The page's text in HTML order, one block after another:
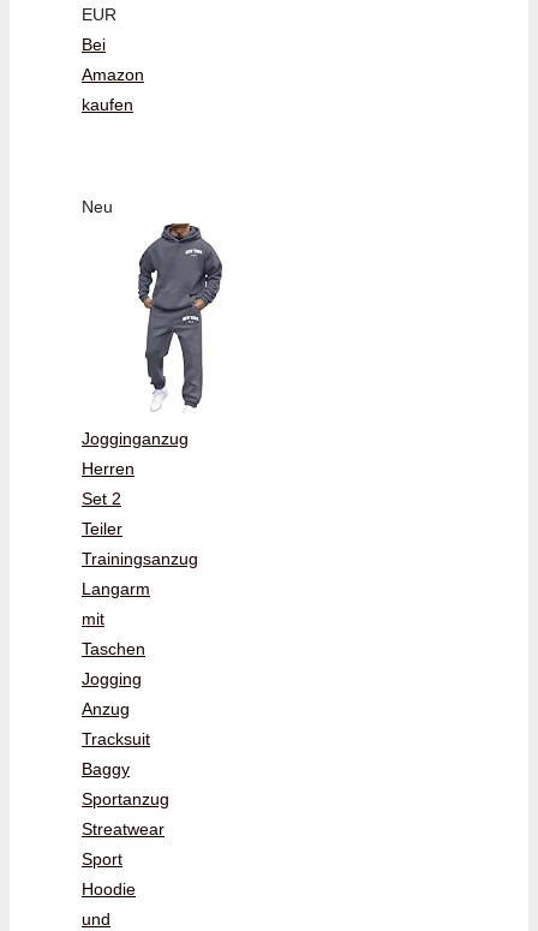
EUR
Bei
Amazon
kaufen
Neu
Jogginganzug
Herren
Set 2
Teiler
Trainingsanzug
Langarm
mit
Taschen
Jogging
Anzug
Tracksuit
Baggy
Sportanzug
Streatwear
Sport
Hoodie
und